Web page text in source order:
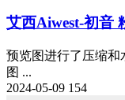
艾西Aiwest-初音
预览图进行了压缩和
图 ...
2024-05-09 154